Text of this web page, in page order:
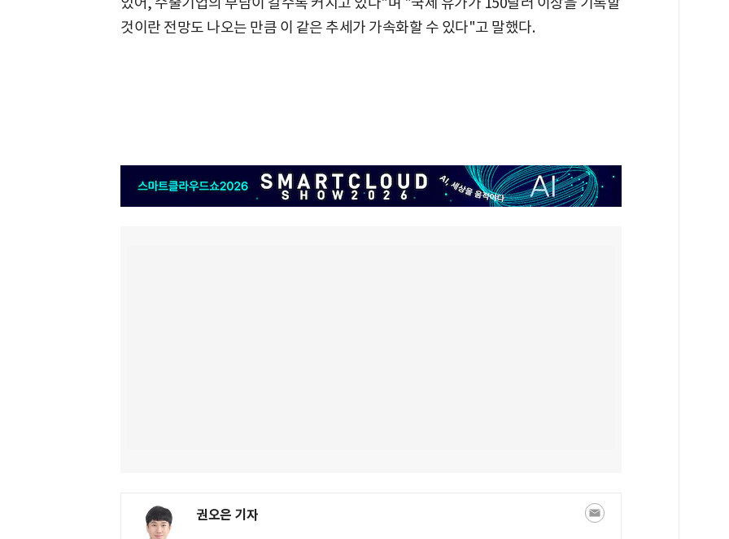
것이란 전망도 나오는 만큼 이 같은 추세가 가속화할 수 있다"고 말했다.
권오은 기자